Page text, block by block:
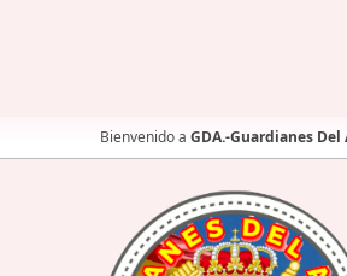
Bienvenido a GDA.-Guardianes